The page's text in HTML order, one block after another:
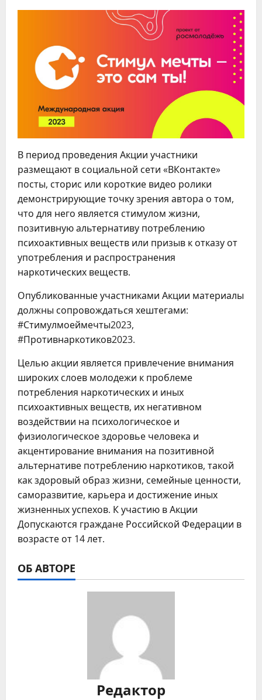
В период проведения Акции участники
размещают в социальной сети «ВКонтакте»
посты, сторис или короткие видео ролики
демонстрирующие точку зрения автора о том,
что для него является стимулом жизни,
позитивную альтернативу потреблению
психоактивных веществ или призыв к отказу от
употребления и распространения
наркотических веществ.
Опубликованные участниками Акции материалы
должны сопровождаться хештегами:
#Стимулмоеймечты2023,
#Противнаркотиков2023.
Целью акции является привлечение внимания
широких слоев молодежи к проблеме
потребления наркотических и иных
психоактивных веществ, их негативном
воздействии на психологическое и
физиологическое здоровье человека и
акцентирование внимания на позитивной
альтернативе потреблению наркотиков, такой
как здоровый образ жизни, семейные ценности,
саморазвитие, карьера и достижение иных
жизненных успехов. К участию в Акции
Допускаются граждане Российской Федерации в
возрасте от 14 лет.
ОБ АВТОРЕ
Редактор